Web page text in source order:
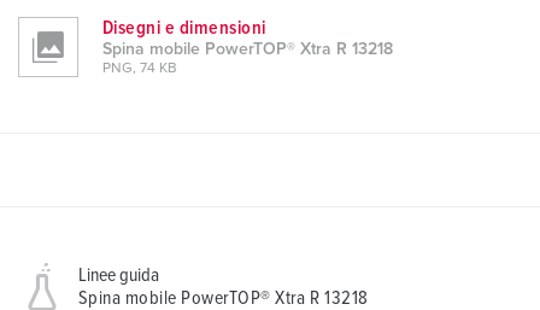
Disegni e dimensioni
Spina mobile PowerTOP® Xtra R 13218
PNG, 74 KB
Linee guida
Spina mobile PowerTOP® Xtra R 13218